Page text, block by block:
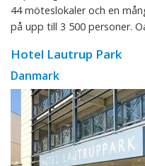
44 möteslokaler och en
på upp till 3 500 personer.
Hotel Lautrup Park
Danmark